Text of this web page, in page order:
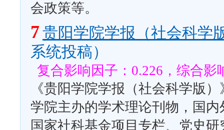
会政策等。
7贵阳学院学报（社会科学
系统投稿）
复合影响因子：0.226，综合影
《贵阳学院学报（社会科学版
学院主办的学术理论刊物，国
国家社科基金项目专栏、党史